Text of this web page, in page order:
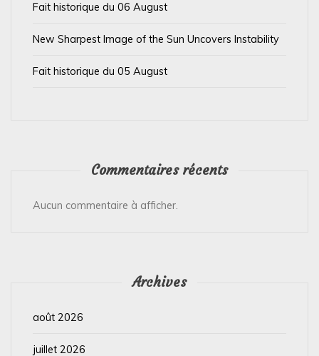
Fait historique du 06 August
New Sharpest Image of the Sun Uncovers Instability
Fait historique du 05 August
Commentaires récents
Aucun commentaire à afficher.
Archives
août 2026
juillet 2026